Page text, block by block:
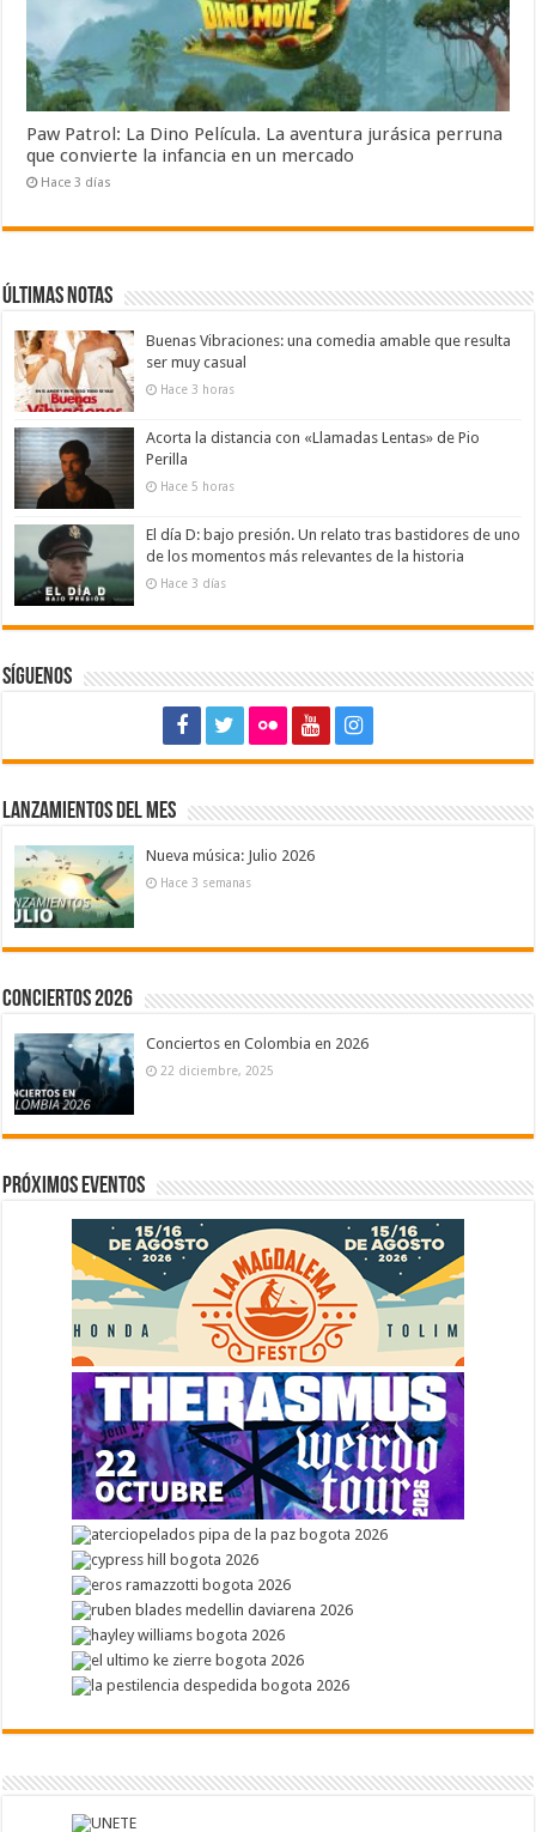
Paw Patrol: La Dino Película. La aventura jurásica perruna
que convierte la infancia en un mercado
Hace 3 días
Últimas notas
Buenas Vibraciones: una comedia amable que resulta
ser muy casual
Hace 3 horas
Acorta la distancia con «Llamadas Lentas» de Pio
Perilla
Hace 5 horas
El día D: bajo presión. Un relato tras bastidores de uno
de los momentos más relevantes de la historia
Hace 3 días
Síguenos
Lanzamientos del mes
Nueva música: Julio 2026
Hace 3 semanas
Conciertos 2026
Conciertos en Colombia en 2026
22 diciembre, 2025
Próximos eventos